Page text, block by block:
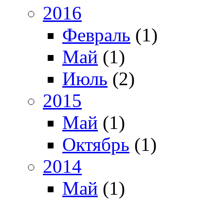
2016
Февраль (1)
Май (1)
Июль (2)
2015
Май (1)
Октябрь (1)
2014
Май (1)